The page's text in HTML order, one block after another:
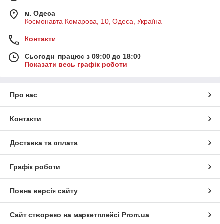
м. Одеса
Космонавта Комарова, 10, Одеса, Україна
Контакти
Сьогодні працює з 09:00 до 18:00
Показати весь графік роботи
Про нас
Контакти
Доставка та оплата
Графік роботи
Повна версія сайту
Сайт створено на маркетплейсі Prom.ua